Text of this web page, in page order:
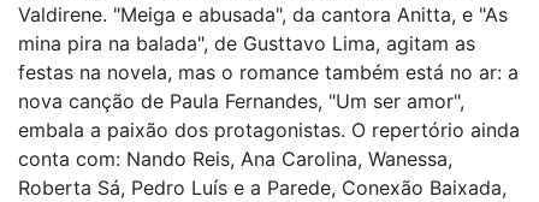
Valdirene. "Meiga e abusada", da cantora Anitta, e "As
mina pira na balada", de Gusttavo Lima, agitam as
festas na novela, mas o romance também está no ar: a
nova canção de Paula Fernandes, "Um ser amor",
embala a paixão dos protagonistas. O repertório ainda
conta com: Nando Reis, Ana Carolina, Wanessa,
Roberta Sá, Pedro Luís e a Parede, Conexão Baixada,